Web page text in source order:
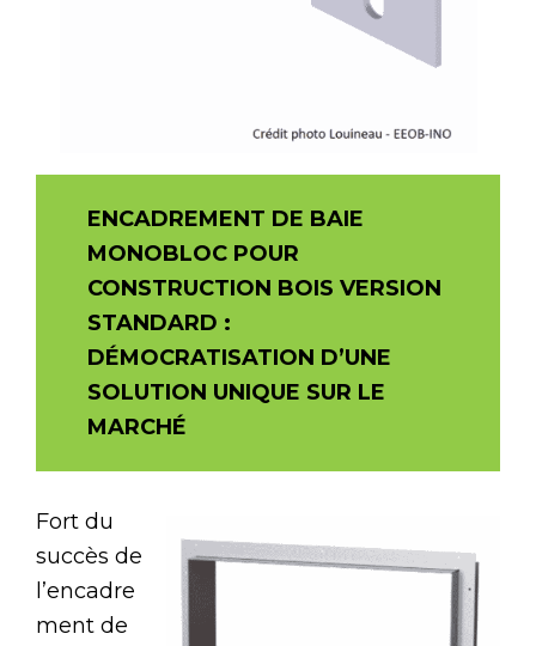
ENCADREMENT DE BAIE
MONOBLOC POUR
CONSTRUCTION BOIS VERSION
STANDARD :
DÉMOCRATISATION D’UNE
SOLUTION UNIQUE SUR LE
MARCHÉ
Fort du
succès de
l’encadre
ment de